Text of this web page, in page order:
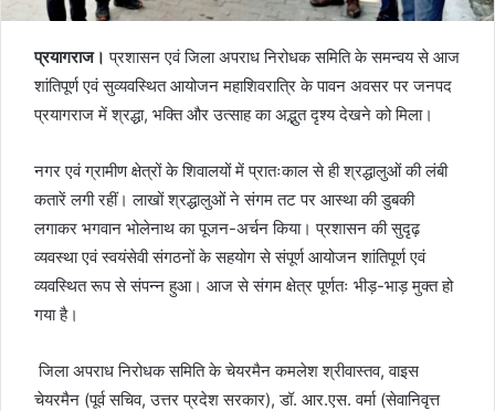
प्रयागराज। प्रशासन एवं जिला अपराध निरोधक समिति के समन्वय से आज
शांतिपूर्ण एवं सुव्यवस्थित आयोजन महाशिवरात्रि के पावन अवसर पर जनपद
प्रयागराज में श्रद्धा, भक्ति और उत्साह का अद्भुत दृश्य देखने को मिला।
नगर एवं ग्रामीण क्षेत्रों के शिवालयों में प्रातःकाल से ही श्रद्धालुओं की लंबी
कतारें लगी रहीं। लाखों श्रद्धालुओं ने संगम तट पर आस्था की डुबकी
लगाकर भगवान भोलेनाथ का पूजन-अर्चन किया। प्रशासन की सुदृढ़
व्यवस्था एवं स्वयंसेवी संगठनों के सहयोग से संपूर्ण आयोजन शांतिपूर्ण एवं
व्यवस्थित रूप से संपन्न हुआ। आज से संगम क्षेत्र पूर्णतः भीड़-भाड़ मुक्त हो
गया है।
जिला अपराध निरोधक समिति के चेयरमैन कमलेश श्रीवास्तव, वाइस
चेयरमैन (पूर्व सचिव, उत्तर प्रदेश सरकार), डॉ. आर.एस. वर्मा (सेवानिवृत्त